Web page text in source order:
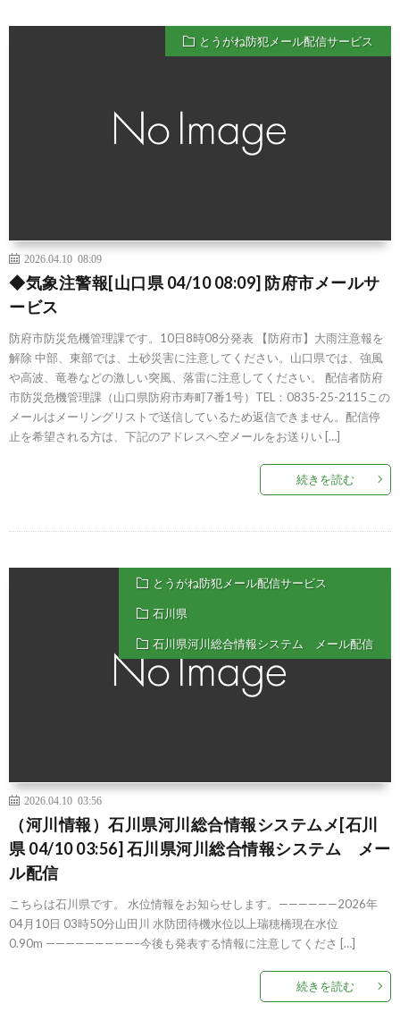
とうがね防犯メール配信サービス
2026.04.10 08:09
◆気象注警報[山口県 04/10 08:09] 防府市メールサ
ービス
防府市防災危機管理課です。10日8時08分発表 【防府市】大雨注意報を
解除 中部、東部では、土砂災害に注意してください。山口県では、強風
や高波、竜巻などの激しい突風、落雷に注意してください。 配信者防府
市防災危機管理課（山口県防府市寿町7番1号）TEL：0835-25-2115この
メールはメーリングリストで送信しているため返信できません。配信停
止を希望される方は、下記のアドレスへ空メールをお送りい […]
続きを読む
とうがね防犯メール配信サービス
石川県
石川県河川総合情報システム メール配信
2026.04.10 03:56
（河川情報）石川県河川総合情報システムメ[石川
県 04/10 03:56] 石川県河川総合情報システム メー
ル配信
こちらは石川県です。 水位情報をお知らせします。——————2026年
04月10日 03時50分山田川 水防団待機水位以上瑞穂橋現在水位
0.90m —————————–今後も発表する情報に注意してくださ […]
続きを読む